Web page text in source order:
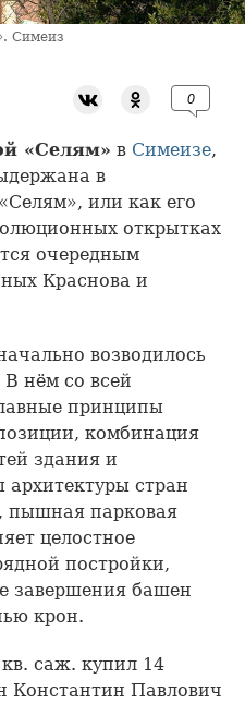
Симеиз
0
«Селям» в Симеизе,
в
или как его
открытках
очередным
Краснова и
возводилось
нём со всей
принципы
комбинация
здания и
архитектуры стран
пышная парковая
целостное
постройки,
завершения башен
крон.
саж. купил 14
Константин Павлович